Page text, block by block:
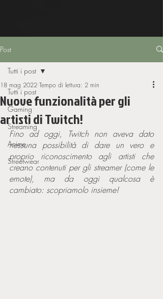
Post
Tutti i post
Gaming
Streaming
Anime
Streetwear
Tutti i post
Nuove funzionalità per gli
artisti di Twitch!
18 mag 2022 Tempo di lettura: 2 min
Fino ad oggi, Twitch non aveva dato
nessuna possibilità di dare un vero e
proprio riconoscimento agli artisti che
creano contenuti per gli streamer (come le
emote), ma da oggi qualcosa è
cambiato: scopriamolo insieme!